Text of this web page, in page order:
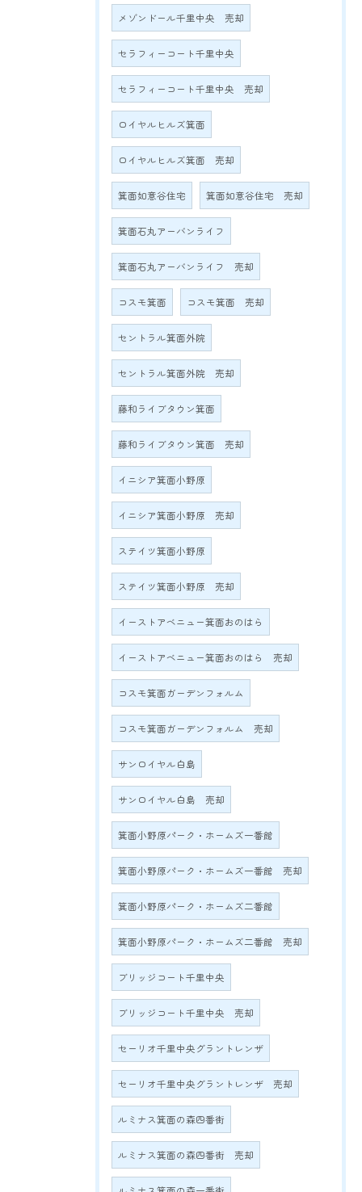
メゾンドール千里中央 売却
セラフィーコート千里中央
セラフィーコート千里中央 売却
ロイヤルヒルズ箕面
ロイヤルヒルズ箕面 売却
箕面如意谷住宅 箕面如意谷住宅 売却
箕面石丸アーバンライフ
箕面石丸アーバンライフ 売却
コスモ箕面 コスモ箕面 売却
セントラル箕面外院
セントラル箕面外院 売却
藤和ライブタウン箕面
藤和ライブタウン箕面 売却
イニシア箕面小野原
イニシア箕面小野原 売却
ステイツ箕面小野原
ステイツ箕面小野原 売却
イーストアベニュー箕面おのはら
イーストアベニュー箕面おのはら 売却
コスモ箕面ガーデンフォルム
コスモ箕面ガーデンフォルム 売却
サンロイヤル白島
サンロイヤル白島 売却
箕面小野原パーク・ホームズ一番館
箕面小野原パーク・ホームズ一番館 売却
箕面小野原パーク・ホームズ二番館
箕面小野原パーク・ホームズ二番館 売却
ブリッジコート千里中央
ブリッジコート千里中央 売却
セーリオ千里中央グラントレンザ
セーリオ千里中央グラントレンザ 売却
ルミナス箕面の森四番街
ルミナス箕面の森四番街 売却